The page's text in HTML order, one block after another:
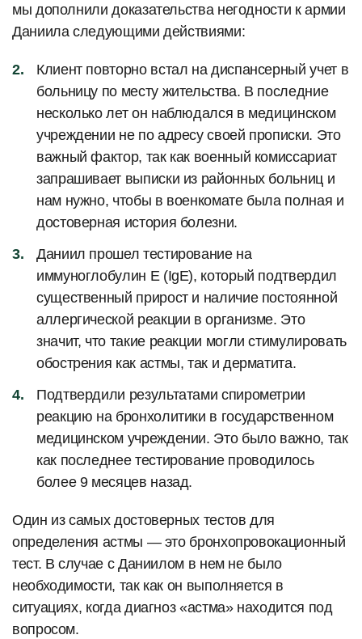
мы дополнили доказательства негодности к армии
Даниила следующими действиями:
Клиент повторно встал на диспансерный учет в
больницу по месту жительства. В последние
несколько лет он наблюдался в медицинском
учреждении не по адресу своей прописки. Это
важный фактор, так как военный комиссариат
запрашивает выписки из районных больниц и
нам нужно, чтобы в военкомате была полная и
достоверная история болезни.
Даниил прошел тестирование на
иммуноглобулин Е (IgE), который подтвердил
существенный прирост и наличие постоянной
аллергической реакции в организме. Это
значит, что такие реакции могли стимулировать
обострения как астмы, так и дерматита.
Подтвердили результатами спирометрии
реакцию на бронхолитики в государственном
медицинском учреждении. Это было важно, так
как последнее тестирование проводилось
более 9 месяцев назад.
Один из самых достоверных тестов для
определения астмы — это бронхопровокационный
тест. В случае с Даниилом в нем не было
необходимости, так как он выполняется в
ситуациях, когда диагноз «астма» находится под
вопросом.